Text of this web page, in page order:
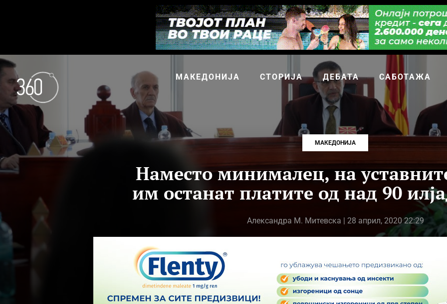
МАКЕДОНИЈА СТОРИЈА ДЕБАТА САБОТАЖА
МАКЕДОНИЈА
Наместо минималец, на
им останат платите од над 90
Александра М. Митевска | 28 април, 2020 22:29